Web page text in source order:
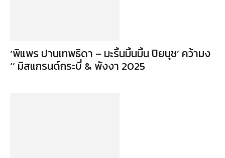
‘พิแพร ปานเทพธิดา – มะริ้นมิ้นมิ้น ปิยนุช’ คว้ามง
‘’ มิสแกรนด์กระบี่ & พังงา 2025